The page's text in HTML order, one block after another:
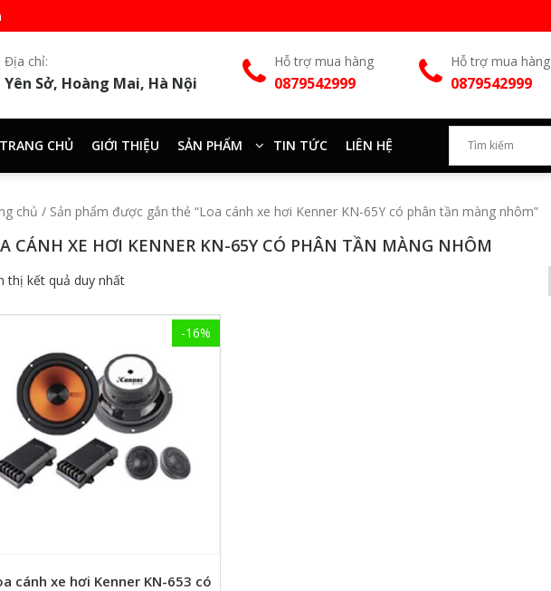
Địa chỉ:
Yên Sở, Hoàng Mai, Hà Nội
Hỗ trợ mua hàng
0879542999
Hỗ trợ mua hàng
0879542999
TRANG CHỦ GIỚI THIỆU SẢN PHẨM TIN TỨC LIÊN HỆ
chủ / Sản phẩm được gắn thẻ “Loa cánh xe hơi Kenner KN-65Y có phân tần màng nhôm”
CÁNH XE HƠI KENNER KN-65Y CÓ PHÂN TẦN MÀNG NHÔM
thị kết quả duy nhất
-16%
cánh xe hơi Kenner KN-653 có